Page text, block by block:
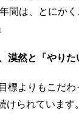
間は、とにか
漠然と「やりた
標よりもこだ
けられています。